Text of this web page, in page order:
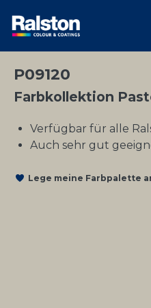
P09120
Farbkollektion
Verfügbar für alle
Auch sehr gut
Lege meine Farbpalette